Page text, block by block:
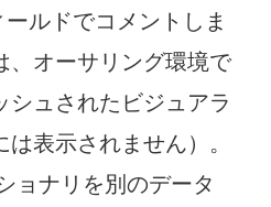
ルドでコメントしま
、オーサリング環境で
シュされたビジュアラ
表示されません）。
ョナリを別のデータ